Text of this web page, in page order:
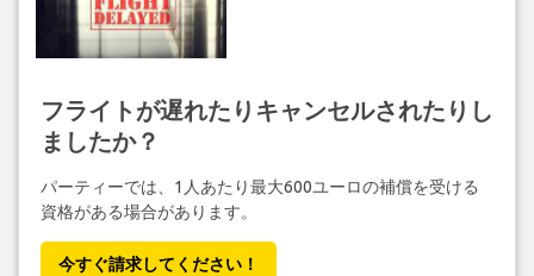
フライトが遅れたりキャンセルされたりし
ましたか？
パーティーでは、1人あたり最大600ユーロの補償を受ける
資格がある場合があります。
今すぐ請求してください！